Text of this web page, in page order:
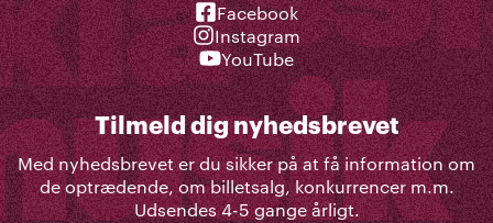
Facebook
Instagram
YouTube
Tilmeld dig nyhedsbrevet
Med nyhedsbrevet er du sikker på at få information om
de optrædende, om billetsalg, konkurrencer m.m.
Udsendes 4-5 gange årligt.